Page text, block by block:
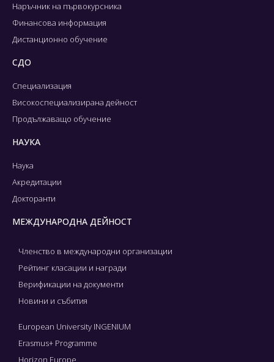
Наръчник на първокурсника
Финансова информация
Дистанционно обучение
СДО
Специализация
Високоспециализирана дейност
Продължаващо обучение
НАУКА
Наука
Акредитации
Докторанти
МЕЖДУНАРОДНА ДЕЙНОСТ
Членство в международни организации
Рейтинг класации и награди
Верификации на документи
Новини и събития
European University INGENIUM
Erasmus+ Programme
Horizon Europe